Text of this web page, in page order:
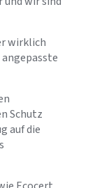
wirklich
Schutz
auf die